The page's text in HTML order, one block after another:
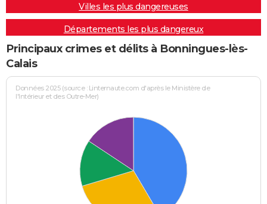
Villes les plus dangereuses
Départements les plus dangereux
Principaux crimes et délits à Bonningues-lès-
Calais
Données 2025 (source : Linternaute.com d'après le Ministère de
l'Intérieur et des Outre-Mer)